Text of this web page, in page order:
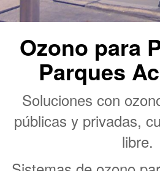
Ozono para
Parques
Soluciones con
públicas y privadas,
libre.